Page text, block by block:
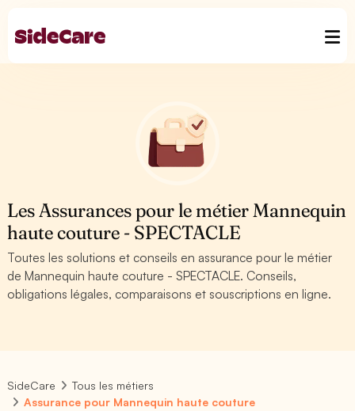
Les Assurances pour le métier Mannequin
haute couture - SPECTACLE
Toutes les solutions et conseils en assurance pour le métier
de Mannequin haute couture - SPECTACLE. Conseils,
obligations légales, comparaisons et souscriptions en ligne.
SideCare
Tous les métiers
Assurance pour Mannequin haute couture